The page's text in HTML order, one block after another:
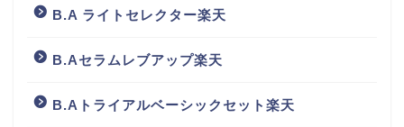
B.A ライトセレクター楽天
B.Aセラムレブアップ楽天
B.Aトライアルベーシックセット楽天